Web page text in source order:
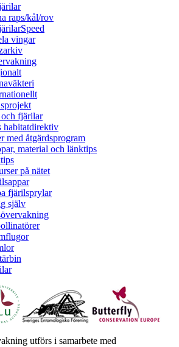
raps/kål/rov
vingar
fjärilar
habitatdirektiv
med åtgärdsprogram
material och länktips
på nätet
fjärilsprylar
själv
utförs i samarbete med